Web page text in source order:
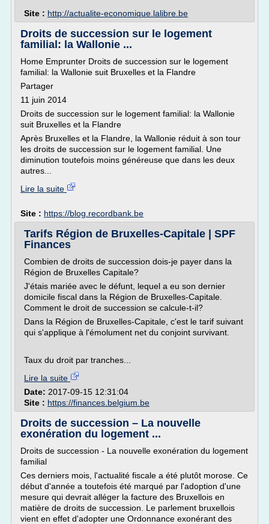
Site : http://actualite-economique.lalibre.be
Droits de succession sur le logement
familial: la Wallonie ...
Home Emprunter Droits de succession sur le logement
familial: la Wallonie suit Bruxelles et la Flandre
Partager
11 juin 2014
Droits de succession sur le logement familial: la Wallonie
suit Bruxelles et la Flandre
Après Bruxelles et la Flandre, la Wallonie réduit à son tour
les droits de succession sur le logement familial. Une
diminution toutefois moins généreuse que dans les deux
autres...
Lire la suite
Site : https://blog.recordbank.be
Tarifs Région de Bruxelles-Capitale | SPF
Finances
Combien de droits de succession dois-je payer dans la
Région de Bruxelles Capitale?
J'étais mariée avec le défunt, lequel a eu son dernier
domicile fiscal dans la Région de Bruxelles-Capitale.
Comment le droit de succession se calcule-t-il?
Dans la Région de Bruxelles-Capitale, c'est le tarif suivant
qui s'applique à l'émolument net du conjoint survivant.
Taux du droit par tranches...
Lire la suite
Date: 2017-09-15 12:31:04
Site : https://finances.belgium.be
Droits de succession – La nouvelle
exonération du logement ...
Droits de succession - La nouvelle exonération du logement
familial
Ces derniers mois, l'actualité fiscale a été plutôt morose. Ce
début d'année a toutefois été marqué par l'adoption d'une
mesure qui devrait alléger la facture des Bruxellois en
matière de droits de succession. Le parlement bruxellois
vient en effet d'adopter une Ordonnance exonérant des